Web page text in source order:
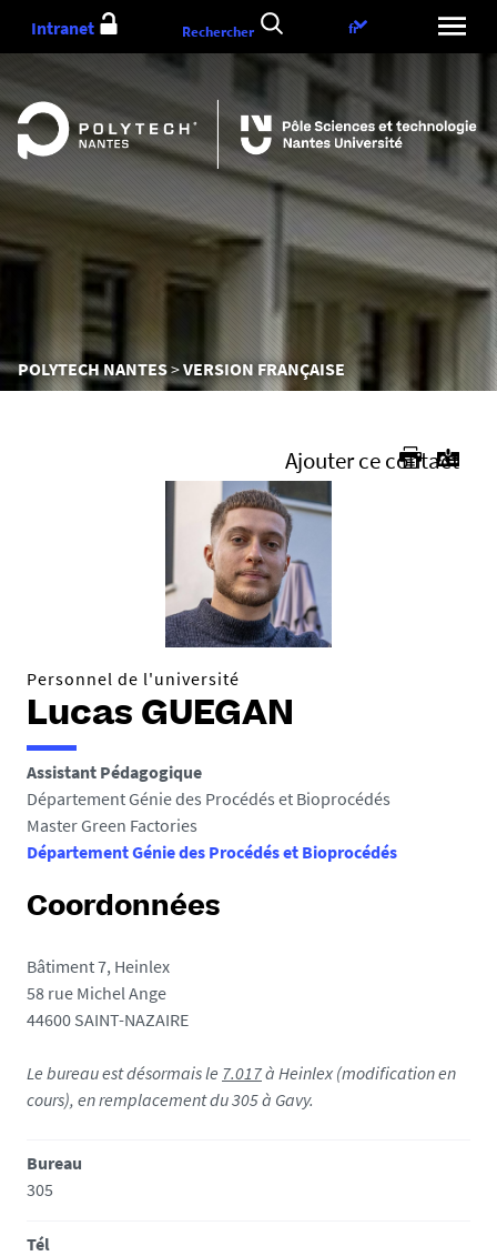
Aller
au
contenu
Vous
êtes
POLYTECH NANTES VERSION FRANÇAISE
Intranet Rechercher
Choix
langue
fr
Ajouter ce contact
Personnel de l'université
Lucas GUEGAN
Assistant Pédagogique
Département Génie des Procédés et Bioprocédés
Master Green Factories
Département Génie des Procédés et Bioprocédés
Coordonnées
Bâtiment 7, Heinlex
58 rue Michel Ange
44600 SAINT-NAZAIRE
Le bureau est désormais le 7.017à Heinlex (modification en
cours), en remplacement du 305 à Gavy.
Bureau
305
Tél